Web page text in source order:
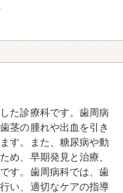
た診療科です。歯周病
茎の腫れや出血を引き
す。また、糖尿病や動
め、早期発見と治療、
す。歯周病科では、歯
い、適切なケアの指導